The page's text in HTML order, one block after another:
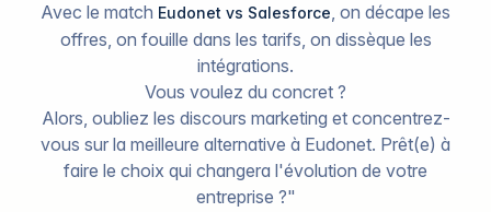
Avec le match Eudonet vs Salesforce, on décape les
offres, on fouille dans les tarifs, on dissèque les
intégrations.
Vous voulez du concret ?
Alors, oubliez les discours marketing et concentrez-
vous sur la meilleure alternative à Eudonet. Prêt(e) à
faire le choix qui changera l'évolution de votre
entreprise ?"